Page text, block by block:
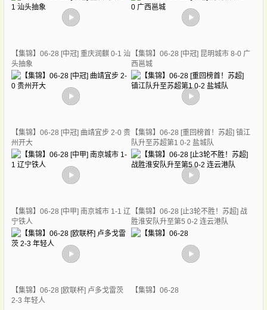
【集锦】06-28 [中冠] 重庆润麒 0-1 汕
头抽象
【集锦】06-28 [中冠] 昆明城市 8-0 广
西邕城
【集锦】06-28 [中冠] 曲靖宜步 2-0 贵
州开大
【集锦】06-28 [重回榜首！苏超] 镇江
队升至苏超第1 0-2 盐城队
【集锦】06-28 [中甲] 南京城市 1-1 辽
宁铁人
【集锦】06-28 [止3轮不胜！苏超] 战
胜淮安队升至第5 0-2 连云港队
【集锦】06-28 [欧联杯] 卢多戈雷茨
2-3 年轻人
【集锦】06-28